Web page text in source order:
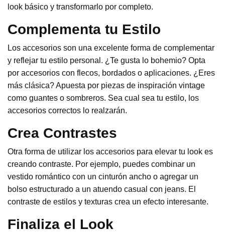
look básico y transformarlo por completo.
Complementa tu Estilo
Los accesorios son una excelente forma de complementar
y reflejar tu estilo personal. ¿Te gusta lo bohemio? Opta
por accesorios con flecos, bordados o aplicaciones. ¿Eres
más clásica? Apuesta por piezas de inspiración vintage
como guantes o sombreros. Sea cual sea tu estilo, los
accesorios correctos lo realzarán.
Crea Contrastes
Otra forma de utilizar los accesorios para elevar tu look es
creando contraste. Por ejemplo, puedes combinar un
vestido romántico con un cinturón ancho o agregar un
bolso estructurado a un atuendo casual con jeans. El
contraste de estilos y texturas crea un efecto interesante.
Finaliza el Look